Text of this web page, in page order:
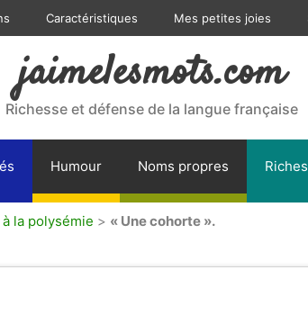
Caractéristiques Mes petites joies
jaimelesmots.com
Richesse et défense de la langue française
Humour Noms propres
la polysémie > « Une cohorte ».